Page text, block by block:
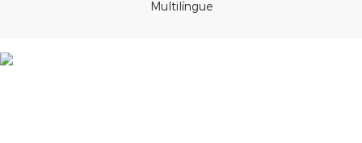
Multilíngue